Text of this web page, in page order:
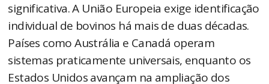
significativa. A União Europeia exige identificação
individual de bovinos há mais de duas décadas.
Países como Austrália e Canadá operam
sistemas praticamente universais, enquanto os
Estados Unidos avançam na ampliação dos